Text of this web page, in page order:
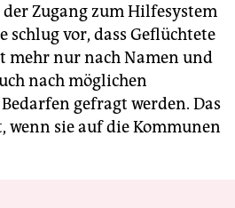
der Zugang zum Hilfesystem
schlug vor, dass Geflüchtete
mehr nur nach Namen und
nach möglichen
gefragt werden. Das
wenn sie auf die Kommunen